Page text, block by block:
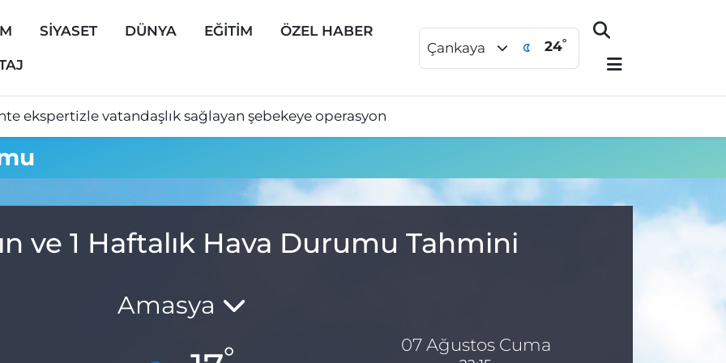
SİYASET DÜNYA EĞİTİM ÖZEL HABER
Çankaya 24°
ekspertizle vatandaşlık sağlayan şebekeye operasyon
ve 1 Haftalık Hava Durumu Tahmini
Amasya
° 07 Ağustos Cuma